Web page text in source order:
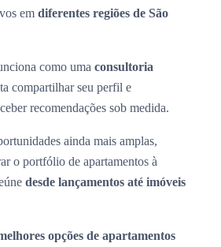
em diferentes regiões de São
como uma consultoria
compartilhar seu perfil e
recomendações sob medida.
ainda mais amplas,
o portfólio de apartamentos à
desde lançamentos até imóveis
opções de apartamentos